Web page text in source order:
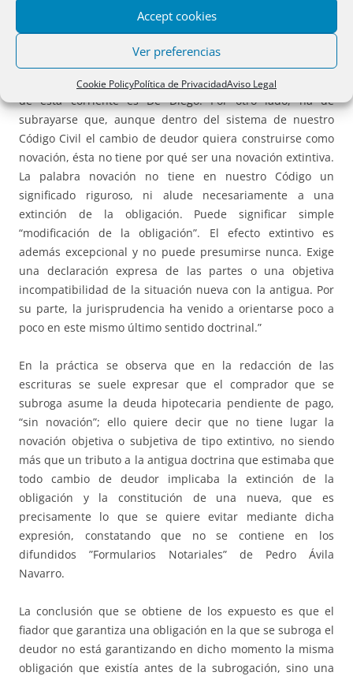
Accept cookies
Ver preferencias
Cookie PolicyPolítica de PrivacidadAviso Legal
embargo, camino la opinión de quienes propugnan la idea
de la transmisibilidad de las obligaciones observada desde
el punto de vista del deudor, con mantenimiento de la
obligación contraída por el primitivo deudor. El precursor
de esta corriente es De Diego. Por otro lado, ha de
subrayarse que, aunque dentro del sistema de nuestro
Código Civil el cambio de deudor quiera construirse como
novación, ésta no tiene por qué ser una novación extintiva.
La palabra novación no tiene en nuestro Código un
significado riguroso, ni alude necesariamente a una
extinción de la obligación. Puede significar simple
“modificación de la obligación”. El efecto extintivo es
además excepcional y no puede presumirse nunca. Exige
una declaración expresa de las partes o una objetiva
incompatibilidad de la situación nueva con la antigua. Por
su parte, la jurisprudencia ha venido a orientarse poco a
poco en este mismo último sentido doctrinal.”
En la práctica se observa que en la redacción de las
escrituras se suele expresar que el comprador que se
subroga asume la deuda hipotecaria pendiente de pago,
“sin novación”; ello quiere decir que no tiene lugar la
novación objetiva o subjetiva de tipo extintivo, no siendo
más que un tributo a la antigua doctrina que estimaba que
todo cambio de deudor implicaba la extinción de la
obligación y la constitución de una nueva, que es
precisamente lo que se quiere evitar mediante dicha
expresión, constatando que no se contiene en los
difundidos ”Formularios Notariales” de Pedro Ávila
Navarro.
La conclusión que se obtiene de los expuesto es que el
fiador que garantiza una obligación en la que se subroga el
deudor no está garantizando en dicho momento la misma
obligación que existía antes de la subrogación, sino una